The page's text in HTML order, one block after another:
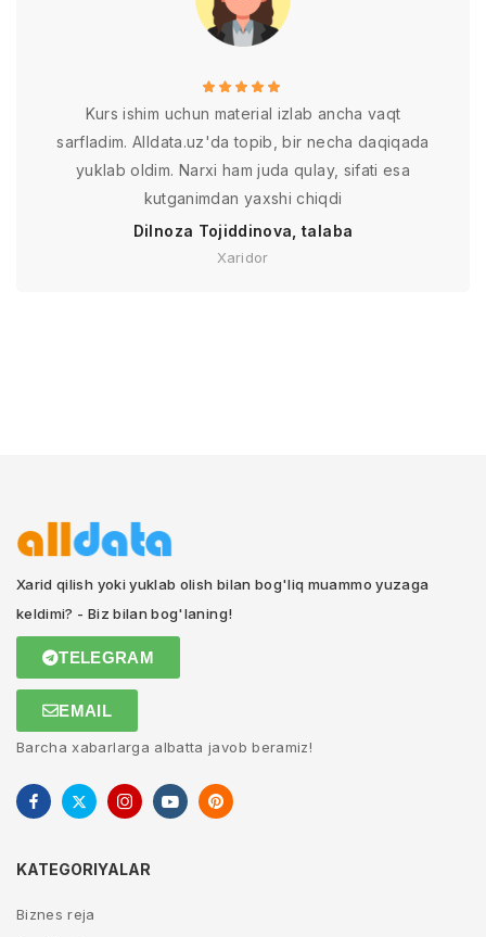
Kurs ishim uchun material izlab ancha vaqt
sarfladim. Alldata.uz'da topib, bir necha daqiqada
yuklab oldim. Narxi ham juda qulay, sifati esa
kutganimdan yaxshi chiqdi
Dilnoza Tojiddinova, talaba
Xaridor
Xarid qilish yoki yuklab olish bilan bog'liq muammo yuzaga
keldimi? - Biz bilan bog'laning!
TELEGRAM
EMAIL
Barcha xabarlarga albatta javob beramiz!
KATEGORIYALAR
Biznes reja